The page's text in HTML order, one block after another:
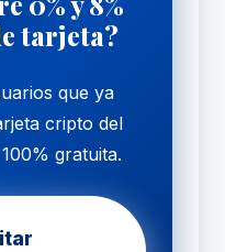
tarjeta?
que ya
cripto del
gratuita.